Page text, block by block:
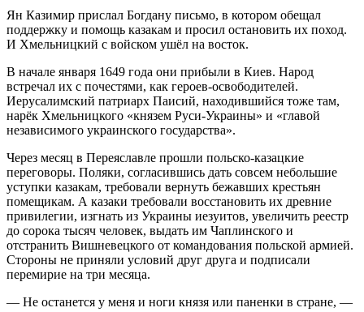
Ян Казимир прислал Богдану письмо, в котором обещал
поддержку и помощь казакам и просил остановить их поход.
И Хмельницкий с войском ушёл на восток.
В начале января 1649 года они прибыли в Киев. Народ
встречал их с почестями, как героев-освободителей.
Иерусалимский патриарх Паисий, находившийся тоже там,
нарёк Хмельницкого «князем Руси-Украины» и «главой
независимого украинского государства».
Через месяц в Переяславле прошли польско-казацкие
переговоры. Поляки, согласившись дать совсем небольшие
уступки казакам, требовали вернуть бежавших крестьян
помещикам. А казаки требовали восстановить их древние
привилегии, изгнать из Украины иезуитов, увеличить реестр
до сорока тысяч человек, выдать им Чаплинского и
отстранить Вишневецкого от командования польской армией.
Стороны не приняли условий друг друга и подписали
перемирие на три месяца.
— Не останется у меня и ноги князя или паненки в стране, —